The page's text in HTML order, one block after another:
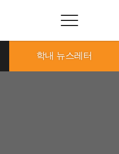
학내 뉴스레터